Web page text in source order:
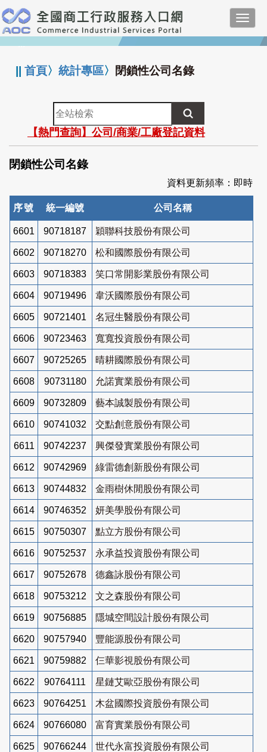
跳
到
主
要
:::
||首頁〉統計專區〉 閉鎖性公司名錄
全
站
檢
索
【熱門查詢】公司/商業/工廠登記資料
閉鎖性公司名錄
資料更新頻率：即時
序號 統一編號 公司名稱
6601 90718187 穎聯科技股份有限公司
6602 90718270 松和國際股份有限公司
6603 90718383 笑口常開影業股份有限公司
6604 90719496 韋沃國際股份有限公司
6605 90721401 名冠生醫股份有限公司
6606 90723463 寬寬投資股份有限公司
6607 90725265 晴耕國際股份有限公司
6608 90731180 允諾實業股份有限公司
6609 90732809 藝本誠製股份有限公司
6610 90741032 交點創意股份有限公司
6611 90742237 興傑發實業股份有限公司
6612 90742969 綠雷德創新股份有限公司
6613 90744832 金雨樹休閒股份有限公司
6614 90746352 妍美學股份有限公司
6615 90750307 點立方股份有限公司
6616 90752537 永承益投資股份有限公司
6617 90752678 德鑫詠股份有限公司
6618 90753212 文之森股份有限公司
6619 90756885 隱城空間設計股份有限公司
6620 90757940 豐能源股份有限公司
6621 90759882 仨華影視股份有限公司
6622 90764111 星鏈艾歐亞股份有限公司
6623 90764251 木盆國際投資股份有限公司
6624 90766080 富育實業股份有限公司
6625 90766244 世代永富投資股份有限公司